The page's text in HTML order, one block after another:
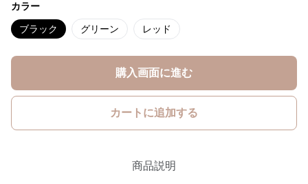
カラー
ブラック グリーン レッド
購入画面に進む
カートに追加する
商品説明